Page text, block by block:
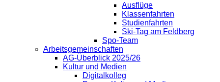
Ausflüge
Klassenfahrten
Studienfahrten
Ski-Tag am Feldberg
Spo-Team
Arbeitsgemeinschaften
AG-Überblick 2025/26
Kultur und Medien
Digitalkolleg